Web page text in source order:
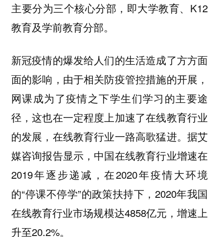
主要分为三个核心分部，即大学教育、K12
教育及学前教育分部。
新冠疫情的爆发给人们的生活造成了方方面
面的影响，由于相关防疫管控措施的开展，
网课成为了疫情之下学生们学习的主要途
径，这也在一定程度上加速了在线教育行业
的发展，在线教育行业一路高歌猛进。据艾
媒咨询报告显示，中国在线教育行业增速在
2019年逐步递减，在2020年疫情大环境
的“停课不停学”的政策扶持下，2020年我国
在线教育行业市场规模达4858亿元，增速上
升至20.2%。